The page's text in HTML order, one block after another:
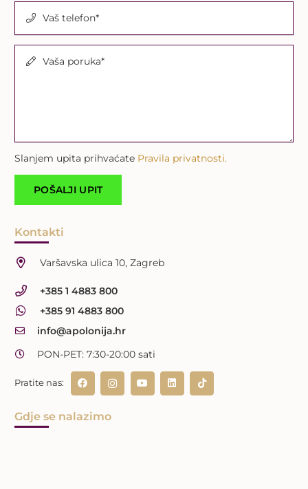
Vaš telefon*
Vaša poruka*
Slanjem upita prihvaćate Pravila privatnosti.
Kontakti
Varšavska ulica 10, Zagreb
+385 1 4883 800
+385 91 4883 800
info@apolonija.hr
PON-PET: 7:30-20:00 sati
Pratite nas:
Gdje se nalazimo